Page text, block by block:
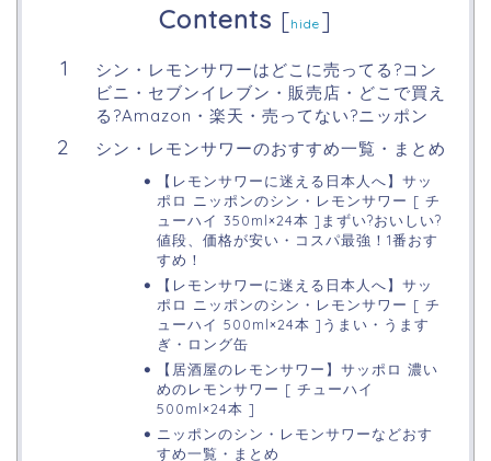
Contents [hide ]
シン・レモンサワーはどこに売ってる?コン
ビニ・セブンイレブン・販売店・どこで買え
る?Amazon・楽天・売ってない?ニッポン
シン・レモンサワーのおすすめ一覧・まとめ
【レモンサワーに迷える日本人へ】サッ
ポロ ニッポンのシン・レモンサワー [ チ
ューハイ 350ml×24本 ]まずい?おいしい?
値段、価格が安い・コスパ最強！1番おす
すめ！
【レモンサワーに迷える日本人へ】サッ
ポロ ニッポンのシン・レモンサワー [ チ
ューハイ 500ml×24本 ]うまい・うます
ぎ・ロング缶
【居酒屋のレモンサワー】サッポロ 濃い
めのレモンサワー [ チューハイ
500ml×24本 ]
ニッポンのシン・レモンサワーなどおす
すめ一覧・まとめ